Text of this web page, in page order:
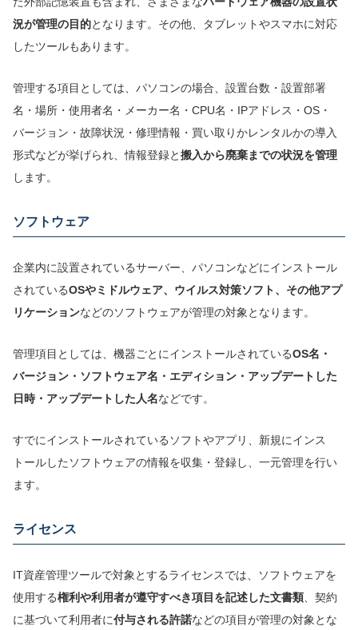
況が管理の目的となります。その他、タブレットやスマホに対応
したツールもあります。
管理する項目としては、パソコンの場合、設置台数・設置部署
名・場所・使用者名・メーカー名・CPU名・IPアドレス・OS・
バージョン・故障状況・修理情報・買い取りかレンタルかの導入
形式などが挙げられ、情報登録と搬入から廃棄までの状況を管理
します。
ソフトウェア
企業内に設置されているサーバー、パソコンなどにインストール
されているOSやミドルウェア、ウイルス対策ソフト、 その他アプ
リケーションなどのソフトウェアが管理の対象となります。
管理項目としては、機器ごとにインストールされているOS名・
バージョン・ソフトウェア名・エディション・アップデートした
日時・アップデートした人名などです。
すでにインストールされているソフトやアプリ、新規にインス
トールしたソフトウェアの情報を収集・登録し、一元管理を行い
ます。
ライセンス
IT資産管理ツールで対象とするライセンスでは、ソフトウェアを
使用する権利や利用者が遵守すべき項目を記述した文書類、契約
に基づいて利用者に付与される許諾などの項目が管理の対象とな